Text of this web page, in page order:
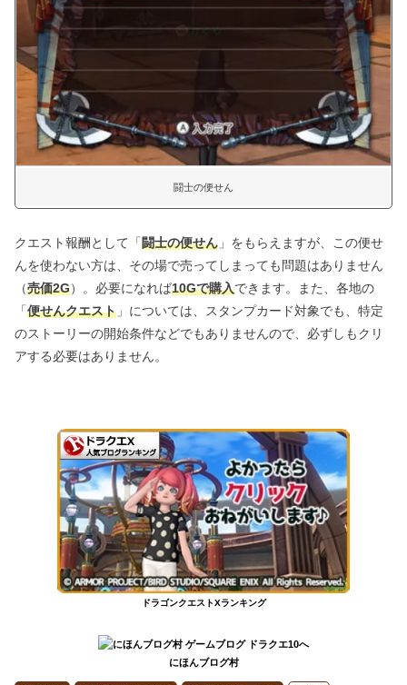
闘士の便せん
クエスト報酬として「闘士の便せん 」をもらえますが、この便せ
んを使わない方は、その場で売ってしまっても問題はありません
（売価2G）。必要になれば10Gで購入できます。また、各地の
「便せんクエスト 」については、スタンプカード対象でも、特定
のストーリーの開始条件などでもありませんので、必ずしもクリ
アする必要はありません。
ドラゴンクエストXランキング
にほんブログ村